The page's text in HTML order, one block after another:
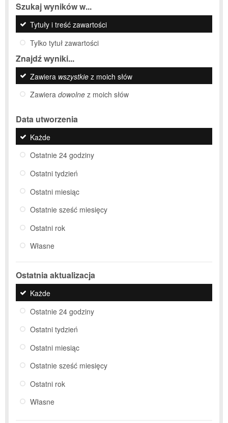
Szukaj wyników w...
Tytuły i treść zawartości
Tylko tytuł zawartości
Znajdź wyniki...
Zawiera wszystkie z moich słów
Zawiera dowolne z moich słów
Data utworzenia
Każde
Ostatnie 24 godziny
Ostatni tydzień
Ostatni miesiąc
Ostatnie sześć miesięcy
Ostatni rok
Własne
Ostatnia aktualizacja
Każde
Ostatnie 24 godziny
Ostatni tydzień
Ostatni miesiąc
Ostatnie sześć miesięcy
Ostatni rok
Własne